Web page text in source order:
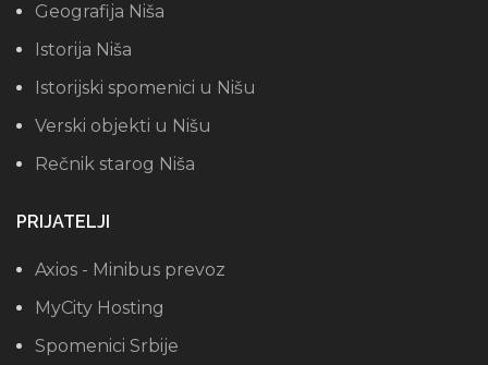
Geografija Niša
Istorija Niša
Istorijski spomenici u Nišu
Verski objekti u Nišu
Rečnik starog Niša
PRIJATELJI
Axios - Minibus prevoz
MyCity Hosting
Spomenici Srbije